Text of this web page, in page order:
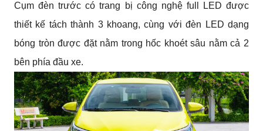
Cụm đèn trước có trang bị công nghệ full LED được
thiết kế tách thành 3 khoang, cùng với đèn LED dạng
bóng tròn được đặt nằm trong hốc khoét sâu nằm cả 2
bên phía đầu xe.